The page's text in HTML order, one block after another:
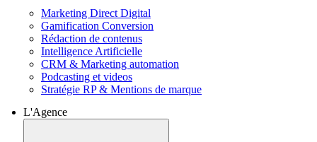
Marketing Direct Digital
Gamification Conversion
Rédaction de contenus
Intelligence Artificielle
CRM & Marketing automation
Podcasting et videos
Stratégie RP & Mentions de marque
L'Agence